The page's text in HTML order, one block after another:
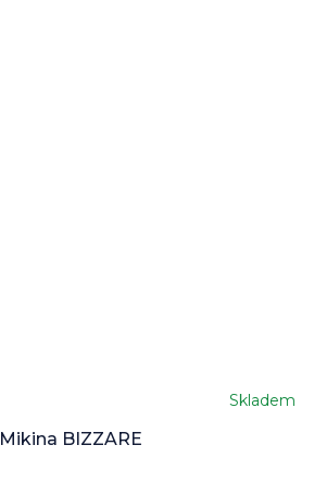
Mikina BIZZARE
Skladem